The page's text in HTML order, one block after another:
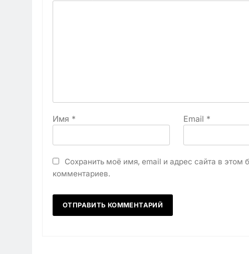
Имя * Email *
Сохранить моё имя, email и адрес сайта в
комментариев.